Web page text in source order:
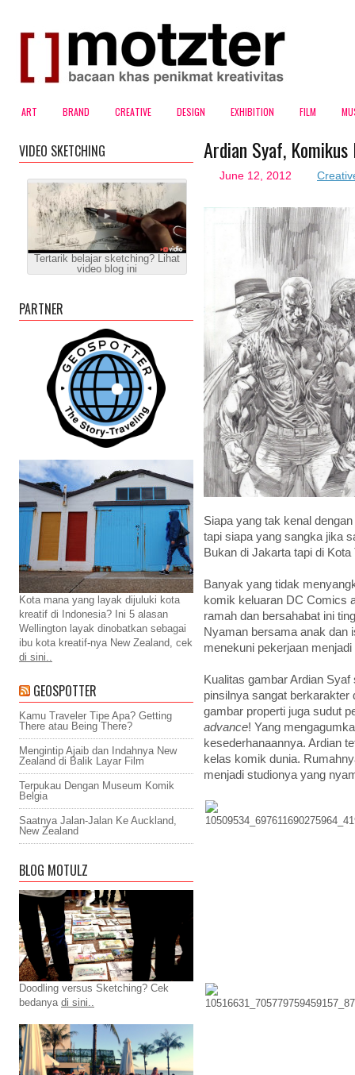
ART BRAND CREATIVE DESIGN EXHIBITION FILM
Ardian Syaf,
June 12, 2012
Siapa yang tak kenal
tapi siapa yang sangka jika
Bukan di Jakarta tapi di Kota
Banyak yang tidak
komik keluaran DC Comics
ramah dan bersahabat ini
Nyaman bersama anak dan
menekuni pekerjaan
Kualitas gambar Ardian
pinsilnya sangat berkarakter
gambar properti juga sudut
advance! Yang
kesederhanaannya. Ardian
kelas komik dunia.
menjadi studionya yang
VIDEO SKETCHING
Tertarik belajar sketching? Lihat
video blog ini
PARTNER
Kota mana yang layak dijuluki kota
kreatif di Indonesia? Ini 5 alasan
Wellington layak dinobatkan sebagai
ibu kota kreatif-nya New Zealand, cek
di sini..
GEOSPOTTER
Kamu Traveler Tipe Apa? Getting
There atau Being There?
Mengintip Ajaib dan Indahnya New
Zealand di Balik Layar Film
Terpukau Dengan Museum Komik
Belgia
Saatnya Jalan-Jalan Ke Auckland,
New Zealand
BLOG MOTULZ
Doodling versus Sketching? Cek
bedanya di sini..